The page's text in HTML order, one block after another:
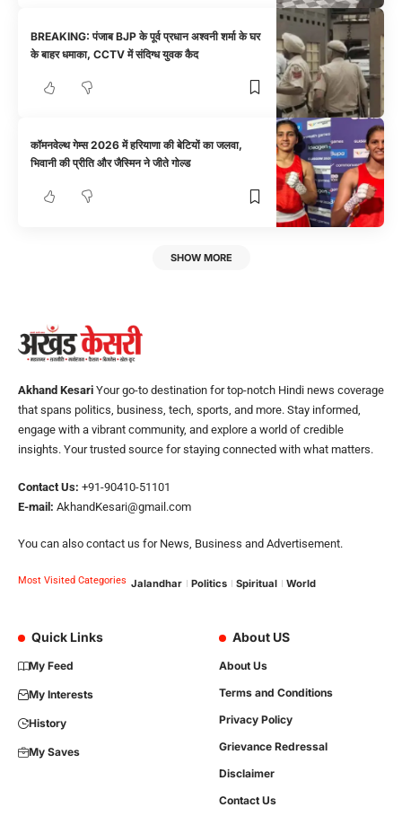
BREAKING: पंजाब BJP के पूर्व प्रधान अश्वनी शर्मा के घर
के बाहर धमाका, CCTV में संदिग्ध युवक कैद
कॉमनवेल्थ गेम्स 2026 में हरियाणा की बेटियों का जलवा,
भिवानी की प्रीति और जैस्मिन ने जीते गोल्ड
SHOW MORE
Akhand Kesari Your go-to destination for top-notch Hindi news coverage
that spans politics, business, tech, sports, and more. Stay informed,
engage with a vibrant community, and explore a world of credible
insights. Your trusted source for staying connected with what matters.
Contact Us: +91-90410-51101
E-mail: AkhandKesari@gmail.com
You can also contact us for News, Business and Advertisement.
Most Visited Categories Jalandhar Politics Spiritual World
Quick Links
My Feed
My Interests
History
My Saves
About US
About Us
Terms and Conditions
Privacy Policy
Grievance Redressal
Disclaimer
Contact Us